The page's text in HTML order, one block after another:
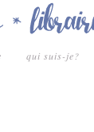
qui suis-je?